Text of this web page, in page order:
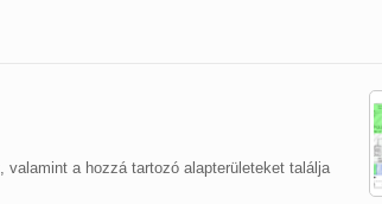
a hozzá tartozó alapterületeket találja